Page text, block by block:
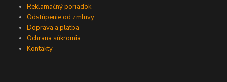
Reklamačný poriadok
Odstúpenie od zmluvy
Doprava a platba
Ochrana súkromia
Kontakty